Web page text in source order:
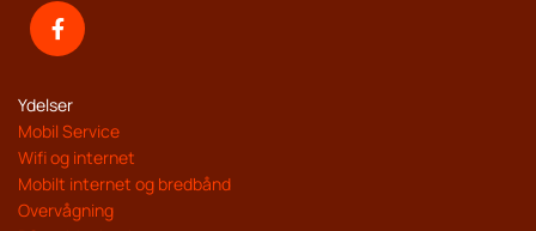
Ydelser
Mobil Service
Wifi og internet
Mobilt internet og bredbånd
Overvågning